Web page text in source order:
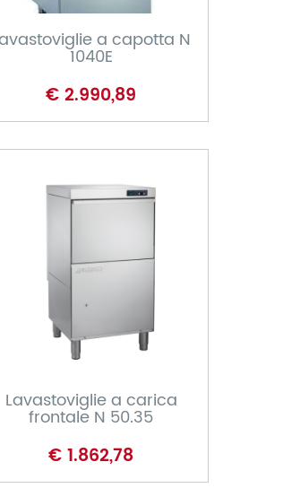
a capotta N
1040E
€ 2.990,89
CARRELLO
Lavastoviglie a carica
frontale N 50.35
€ 1.862,78